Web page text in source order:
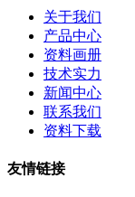
关于我们
产品中心
资料画册
技术实力
新闻中心
联系我们
资料下载
友情链接